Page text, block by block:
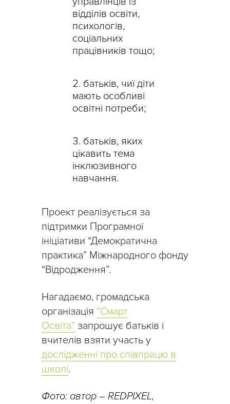
відділів освіти,
психологів,
соціальних
працівників тощо;
батьків, чиї діти
мають особливі
освітні потреби;
батьків, яких
цікавить тема
інклюзивного
навчання.
Проект реалізується за
підтримки Програмної
ініціативи “Демократична
практика” Міжнародного фонду
“Відродження”.
Нагадаємо, громадська
організація “Смарт
Освіта” запрошує батьків і
вчителів взяти участь у
дослідженні про співпрацю в
школі.
Фото: автор – REDPIXEL,